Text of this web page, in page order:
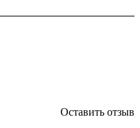
Оставить отзыв